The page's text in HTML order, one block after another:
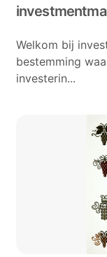
Welkom bij
bestemming
investerin...